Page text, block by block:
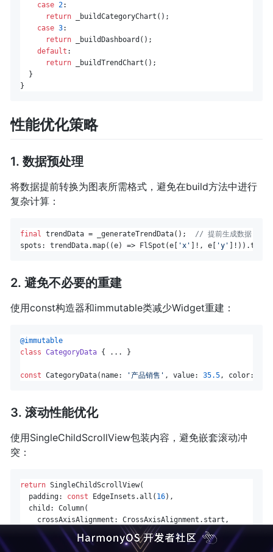
case 2:
return _buildCategoryChart();
case 3:
return _buildDashboard();
default :
return _buildTrendChart();
  }
性能优化策略
1. 数据预处理
将数据提前转换为图表所需格式，避免在build方法中进行
复杂计算：
final trendData = _generateTrendData(); // 提前生成数据
spots: trendData.map((e) => FlSpot(e[ 'x' ]!, e[ 'y'
2. 避免不必要的重建
使用const构造器和immutable类减少Widget重建：
@immutable
class CategoryData { ... }
const CategoryData(name: '产品销售' , value: 35.5, color:
3. 滚动性能优化
使用SingleChildScrollView包装内容，避免嵌套滚动冲
突：
return SingleChildScrollView(
  padding:
const EdgeInsets.all( 16),
  child: Column(
    crossAxisAlignment: CrossAxisAlignment.start,
    children: [...],